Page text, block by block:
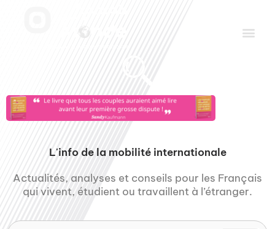
L'info de la mobilité internationale
Actualités, analyses et conseils pour les Français
qui vivent, étudient ou travaillent à l’étranger.